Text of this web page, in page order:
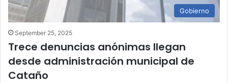
Gobierno
September 25, 2025
Trece denuncias anónimas llegan
desde administración municipal de
Cataño